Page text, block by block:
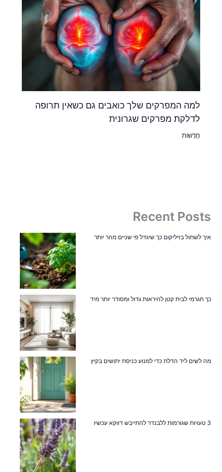
למה המפרקים שלך כואבים גם כשאין תרופה
לדלקת מפרקים שגרונית
חֲדָשׁוֹת
Recent Posts
איך לשתול בזיליקום כך שיגדל פי שניים מהר יותר
כך תגרמי לבית קטן להיראות גדול ומסודר יותר מיד
מה לשים ליד הדלת כדי למנוע כניסת יתושים בקיץ
3 טעויות שגורמות ללבנדר להתייבש דווקא עכשיו